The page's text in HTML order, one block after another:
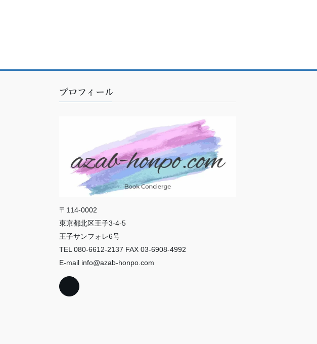
プロフィール
〒114-0002
東京都北区王子3-4-5
王子サンフォレ6号
TEL 080-6612-2137 FAX 03-6908-4992
E-mail info@azab-honpo.com